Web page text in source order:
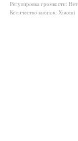
Регулировка громкости: Нет
Количество кнопок: Xiaomi